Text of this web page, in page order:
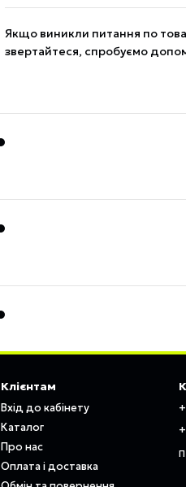
Якщо виникли питання по
звертайтеся, спробуємо
Клієнтам
Вхід до кабінету
Каталог
Про нас
Оплата і доставка